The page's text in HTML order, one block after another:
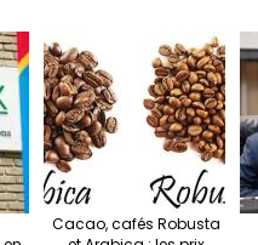
er ra
m
dI
n
pc
h
at
Cacao, cafés Robusta